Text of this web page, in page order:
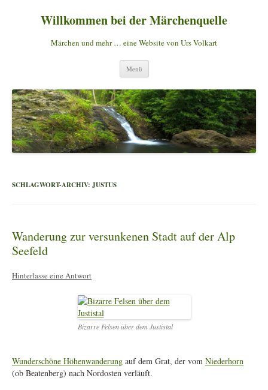
Willkommen bei der Märchenquelle
Märchen und mehr … eine Website von Urs Volkart
Menü Zum
springen
SCHLAGWORT-ARCHIV: JUSTUS
Wanderung zur versunkenen Stadt auf der Alp
Seefeld
Hinterlasse eine Antwort
Bizarre Felsen über dem Justistal
Wunderschöne Höhenwanderung auf dem Grat, der vom Niederhorn
(ob Beatenberg) nach Nordosten verläuft.